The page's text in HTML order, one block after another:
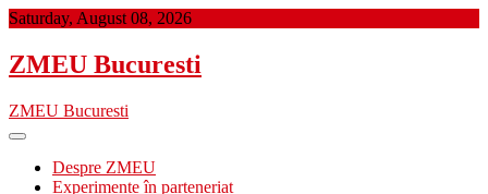
Skip
content
Saturday, August 08, 2026
ZMEU Bucuresti
ZMEU Bucuresti
Despre ZMEU
Experimente în parteneriat